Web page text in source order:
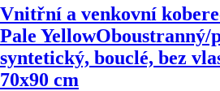
Vnitřní a venkovní
Pale YellowOboustranný/
syntetický, bouclé, bez
70x90 cm